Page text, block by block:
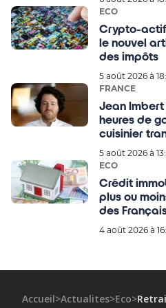
ECO
Crypto-
le nouvel
des impôts
5 août 2026 à
FRANCE
Jean Imbert
heures de
cuisinier
judiciaire de
5 août 2026 à
ECO
Crédit
plus ou
des
4 août 2026 à
Accueil>Actualites>Eco>